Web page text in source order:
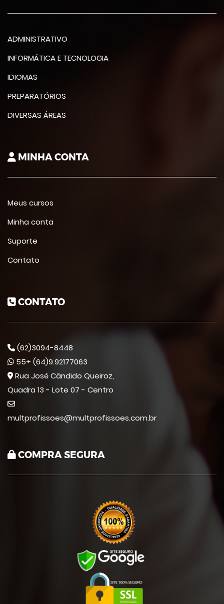
ADMINISTRATIVO
INFORMÁTICA E TECNOLOGIA
IDIOMAS
PREPARATÓRIOS
DIVERSAS ÁREAS
MINHA CONTA
Meus cursos
Minha conta
Suporte
Contato
CONTATO
(62)3094-8448
55+ (64)9.92177063
Rua José Cândido Queiroz,
Quadra 13 - Lote 07 - Centro
multprofissoes@multprofissoes.com.br
COMPRA SEGURA